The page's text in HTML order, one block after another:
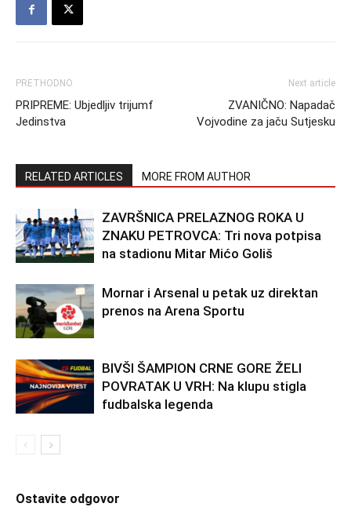
PRETHODNO
PRIPREME: Ubjedljiv trijumf
Jedinstva
Next article
ZVANIČNO: Napadač
Vojvodine za jaču Sutjesku
RELATED ARTICLES MORE FROM AUTHOR
ZAVRŠNICA PRELAZNOG ROKA U
ZNAKU PETROVCA: Tri nova potpisa
na stadionu Mitar Mićo Goliš
Mornar i Arsenal u petak uz direktan
prenos na Arena Sportu
BIVŠI ŠAMPION CRNE GORE ŽELI
POVRATAK U VRH: Na klupu stigla
fudbalska legenda
Ostavite odgovor